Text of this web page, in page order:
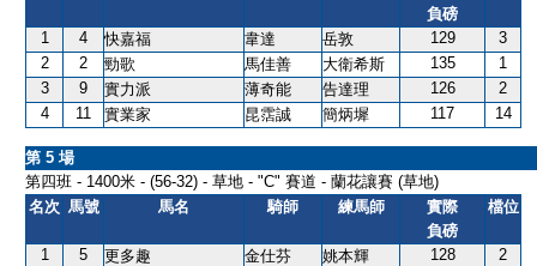
負磅
1 4 快嘉福 韋達 岳敦 129
3
2
2 勁歌 馬佳善 大衛希斯 135
1
3
9 實力派 薄奇能 告達理 126
2
4
11 實業家 昆霑誠 簡炳墀 117 14
第 5 場
第四班 - 1400米 - (56-32) - 草地 - "C" 賽道 - 蘭花讓賽 (草地)
名次 馬號 馬名 騎師 練馬師
實際
負磅
檔位
1 5 更多趣 金仕芬 姚本輝 128
2